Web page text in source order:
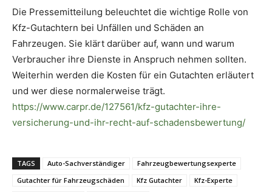
Die Pressemitteilung beleuchtet die wichtige Rolle von
Kfz-Gutachtern bei Unfällen und Schäden an
Fahrzeugen. Sie klärt darüber auf, wann und warum
Verbraucher ihre Dienste in Anspruch nehmen sollten.
Weiterhin werden die Kosten für ein Gutachten erläutert
und wer diese normalerweise trägt.
https://www.carpr.de/127561/kfz-gutachter-ihre-
versicherung-und-ihr-recht-auf-schadensbewertung/
TAGS Auto-Sachverständiger
Fahrzeugbewertungsexperte
Gutachter für Fahrzeugschäden
Kfz Gutachter
Kfz-Experte